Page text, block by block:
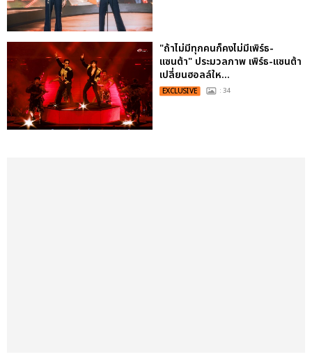
"ถ้าไม่มีทุกคนก็คงไม่มีเพิร์ธ-
แซนต้า" ประมวลภาพ เพิร์ธ-แซนต้า
เปลี่ยนฮอลล์ให...
EXCLUSIVE : 34